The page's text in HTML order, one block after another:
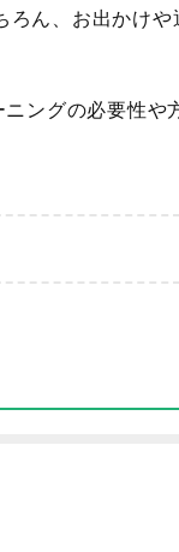
ろん、お出かけや
ングの必要性や